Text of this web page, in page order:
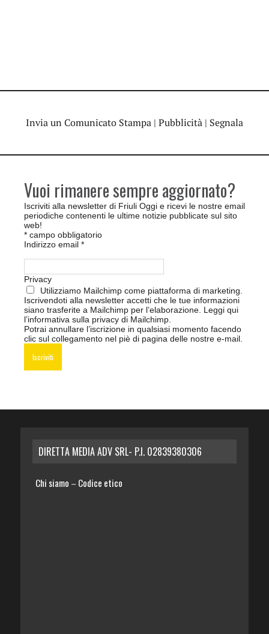
Invia un Comunicato Stampa | Pubblicità | Segnala
Vuoi rimanere sempre aggiornato?
Iscriviti alla newsletter di Friuli Oggi e ricevi le nostre email
periodiche contenenti le ultime notizie pubblicate sul sito
web!
* campo obbligatorio
Indirizzo email *
Privacy
Utilizziamo Mailchimp come piattaforma di marketing.
Iscrivendoti alla newsletter accetti che le tue informazioni
siano trasferite a Mailchimp per l’elaborazione. Leggi qui
l’informativa sulla privacy di Mailchimp.
Potrai annullare l’iscrizione in qualsiasi momento facendo
clic sul collegamento nel piè di pagina delle nostre e-mail.
DIRETTA MEDIA ADV SRL- P.I. 02839380306
Chi siamo – Codice etico